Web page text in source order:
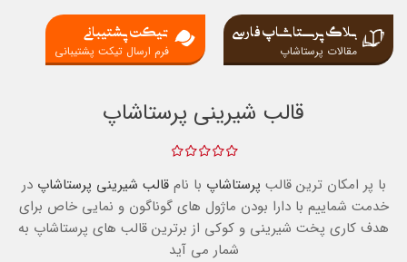
بلاگ پرستاشاپ فارسی
مقالات پرستاشاپ
تیکت پشتیبانی
فرم ارسال تیکت پشتیبانی
قالب شیرینی پرستاشاپ
با پر امکان ترین قالب پرستاشاپ با نامقالب شیرینی پرستاشاپ در
خدمت شماییم با دارا بودن ماژول های گوناگون و نمایی خاص برای
هدف کاری پخت شیرینی و کوکی از برترین قالب های پرستاشاپ به
شمار می آید